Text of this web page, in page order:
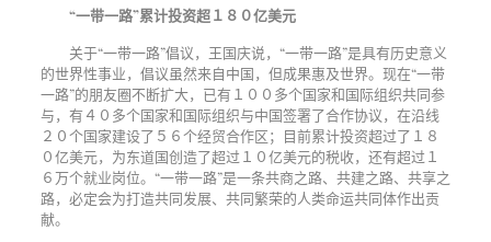
“一带一路”累计投资超１８０亿美元
关于“一带一路”倡议，王国庆说，“一带一路”是具有历史意义
的世界性事业，倡议虽然来自中国，但成果惠及世界。现在“一带
一路”的朋友圈不断扩大，已有１００多个国家和国际组织共同参
与，有４０多个国家和国际组织与中国签署了合作协议，在沿线
２０个国家建设了５６个经贸合作区；目前累计投资超过了１８
０亿美元，为东道国创造了超过１０亿美元的税收，还有超过１
６万个就业岗位。“一带一路”是一条共商之路、共建之路、共享之
路，必定会为打造共同发展、共同繁荣的人类命运共同体作出贡
献。